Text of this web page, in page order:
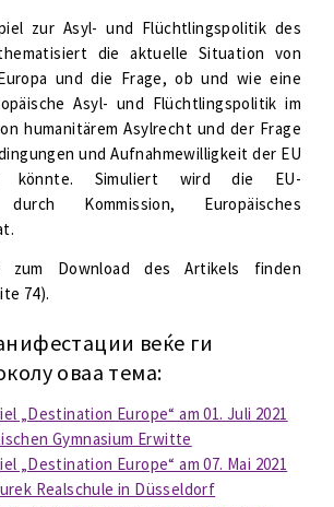
zur Asyl- und Flüchtlingspolitik des
die aktuelle Situation von
und die Frage, ob und wie eine
Asyl- und Flüchtlingspolitik im
humanitärem Asylrecht und der Frage
und Aufnahmewilligkeit der EU
könnte. Simuliert wird die EU-
durch Kommission, Europäisches
zum Download des Artikels finden
74).
веќе ги
оваа тема:
„Destination Europe“ am 01. Juli 2021
Gymnasium Erwitte
„Destination Europe“ am 07. Mai 2021
Realschule in Düsseldorf